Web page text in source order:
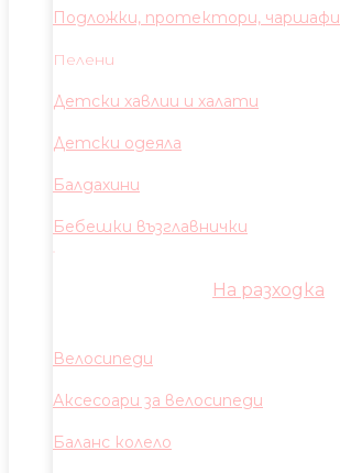
Подложки, протектори, чаршафи
Пелени
Детски хавлии и халати
Детски одеяла
Балдахини
Бебешки възглавнички
На разходка
Велосипеди
Аксесоари за велосипеди
Баланс колело